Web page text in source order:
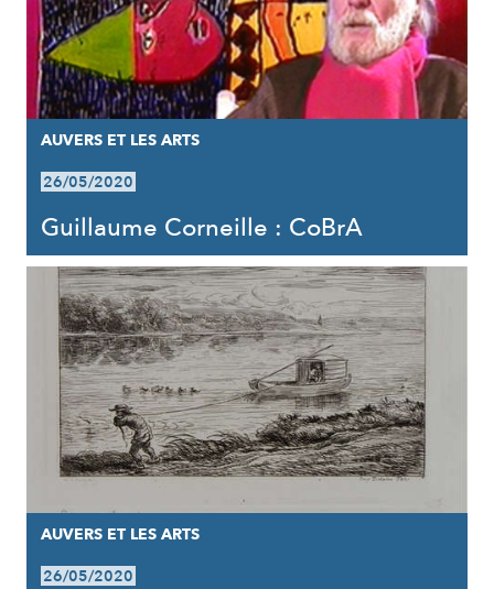
AUVERS ET LES ARTS
26/05/2020
Guillaume Corneille : CoBrA
AUVERS ET LES ARTS
26/05/2020